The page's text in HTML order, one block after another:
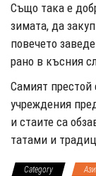
Също така е
зимата, да
повечето
рано в късния
Самият престой
учреждения
и стаите са
татами и
Category